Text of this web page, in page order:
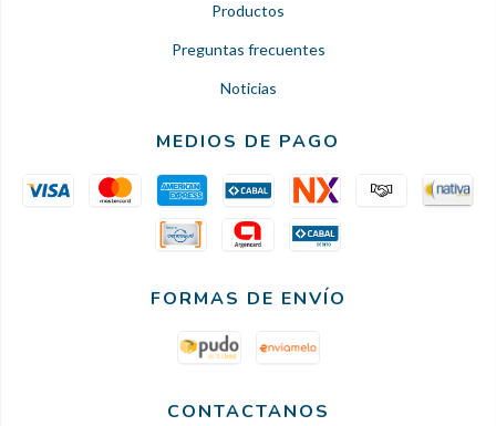
Productos
Preguntas frecuentes
Noticias
MEDIOS DE PAGO
FORMAS DE ENVÍO
CONTACTANOS